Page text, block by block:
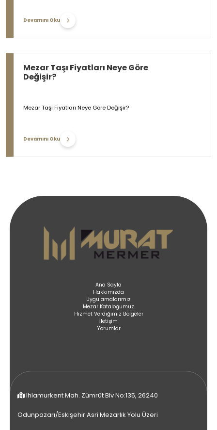
Devamını Oku
Mezar Taşı Fiyatları Neye Göre
Değişir?
Mezar Taşı Fiyatları Neye Göre Değişir?
Devamını Oku
Ana Sayfa
Hakkımızda
Uygulamalarımız
Mezar Kataloğumuz
Hizmet Verdiğimiz Bölgeler
İletişim
Yorumlar
Ihlamurkent Mah. Zümrüt Blv No:135, 26240
Odunpazarı/Eskişehir Asri Mezarlık Yolu Üzeri